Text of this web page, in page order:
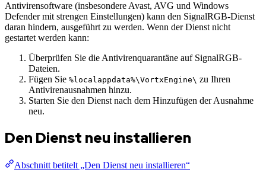
Antivirensoftware (insbesondere Avast, AVG und Windows
Defender mit strengen Einstellungen) kann den SignalRGB-Dienst
daran hindern, ausgeführt zu werden. Wenn der Dienst nicht
gestartet werden kann:
Überprüfen Sie die Antivirenquarantäne auf SignalRGB-
Dateien.
Fügen Sie %localappdata%\VortxEngine\ zu Ihren
Antivirenausnahmen hinzu.
Starten Sie den Dienst nach dem Hinzufügen der Ausnahme
neu.
Den Dienst neu installieren
Abschnitt betitelt „Den Dienst neu installieren“